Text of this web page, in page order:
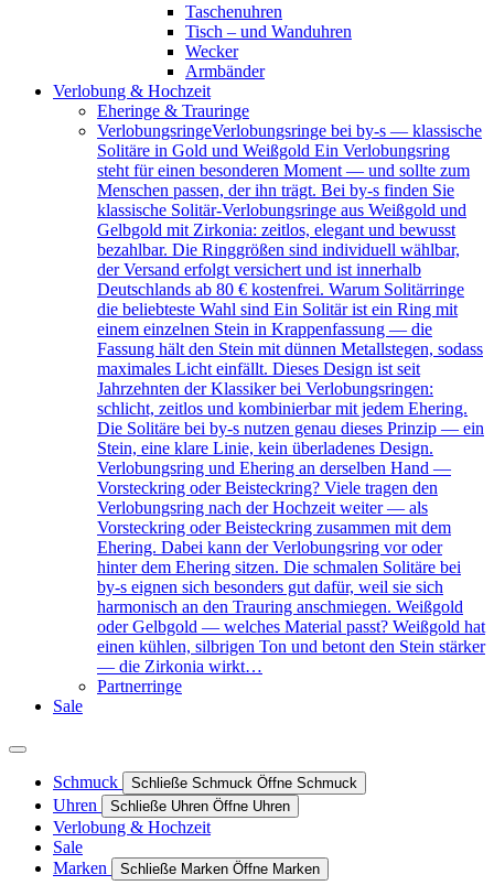
Taschenuhren
Tisch – und Wanduhren
Wecker
Armbänder
Verlobung & Hochzeit
Eheringe & Trauringe
VerlobungsringeVerlobungsringe bei by-s — klassische
Solitäre in Gold und Weißgold Ein Verlobungsring
steht für einen besonderen Moment — und sollte zum
Menschen passen, der ihn trägt. Bei by-s finden Sie
klassische Solitär-Verlobungsringe aus Weißgold und
Gelbgold mit Zirkonia: zeitlos, elegant und bewusst
bezahlbar. Die Ringgrößen sind individuell wählbar,
der Versand erfolgt versichert und ist innerhalb
Deutschlands ab 80 € kostenfrei. Warum Solitärringe
die beliebteste Wahl sind Ein Solitär ist ein Ring mit
einem einzelnen Stein in Krappenfassung — die
Fassung hält den Stein mit dünnen Metallstegen, sodass
maximales Licht einfällt. Dieses Design ist seit
Jahrzehnten der Klassiker bei Verlobungsringen:
schlicht, zeitlos und kombinierbar mit jedem Ehering.
Die Solitäre bei by-s nutzen genau dieses Prinzip — ein
Stein, eine klare Linie, kein überladenes Design.
Verlobungsring und Ehering an derselben Hand —
Vorsteckring oder Beisteckring? Viele tragen den
Verlobungsring nach der Hochzeit weiter — als
Vorsteckring oder Beisteckring zusammen mit dem
Ehering. Dabei kann der Verlobungsring vor oder
hinter dem Ehering sitzen. Die schmalen Solitäre bei
by-s eignen sich besonders gut dafür, weil sie sich
harmonisch an den Trauring anschmiegen. Weißgold
oder Gelbgold — welches Material passt? Weißgold hat
einen kühlen, silbrigen Ton und betont den Stein stärker
— die Zirkonia wirkt…
Partnerringe
Sale
Schmuck Schließe Schmuck Öffne Schmuck
Uhren Schließe Uhren Öffne Uhren
Verlobung & Hochzeit
Sale
Marken
Schließe Marken Öffne Marken